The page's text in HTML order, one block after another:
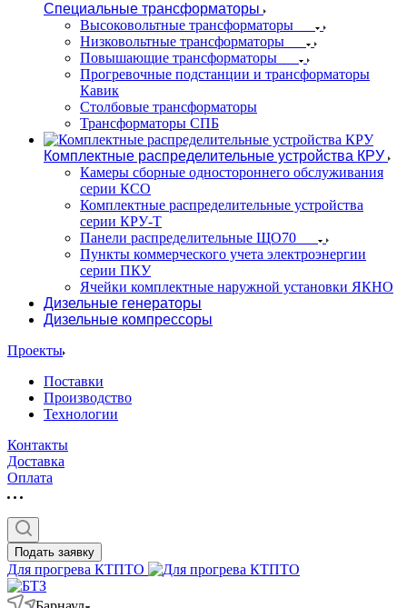
Специальные трансформаторы
Высоковольтные трансформаторы
Низковольтные трансформаторы
Повышающие трансформаторы
Прогревочные подстанции и трансформаторы
Кавик
Столбовые трансформаторы
Трансформаторы СПБ
Комплектные распределительные устройства КРУ
Камеры сборные одностороннего обслуживания
серии КСО
Комплектные распределительные устройства
серии КРУ-Т
Панели распределительные ЩО70
Пункты коммерческого учета электроэнергии
серии ПКУ
Ячейки комплектные наружной установки ЯКНО
Дизельные генераторы
Дизельные компрессоры
Проекты
Поставки
Производство
Технологии
Контакты
Доставка
Оплата
Подать заявку
Для прогрева КТПТО